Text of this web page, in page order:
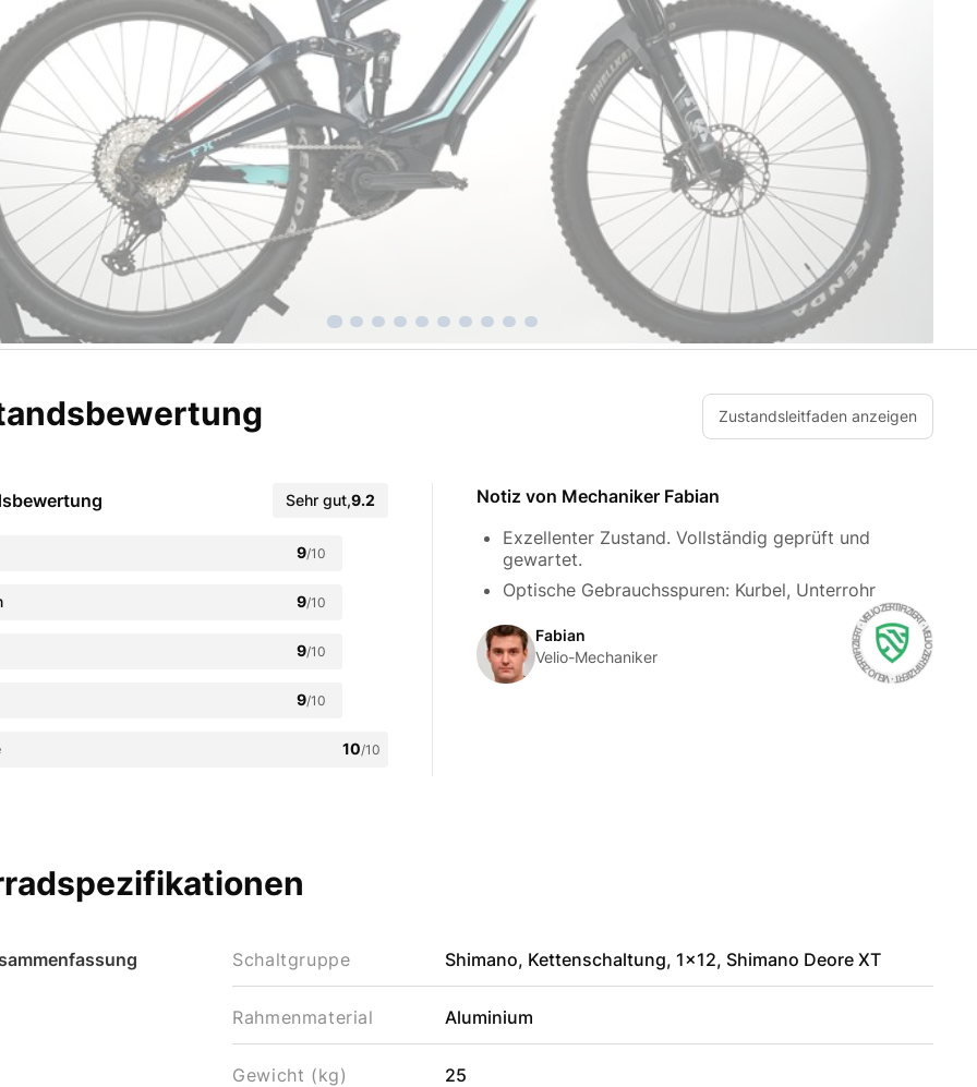
Zustandsleitfaden anzeigen
Sehr gut,9.2
9/10
9/10
9/10
9/10
10/10
Notiz von Mechaniker Fabian
Exzellenter Zustand. Vollständig geprüft und
gewartet.
Optische Gebrauchsspuren: Kurbel, Unterrohr
Fabian
Velio-Mechaniker
Schaltgruppe Shimano, Kettenschaltung, 1x12, Shimano Deore XT
Rahmenmaterial Aluminium
Gewicht (kg) 25